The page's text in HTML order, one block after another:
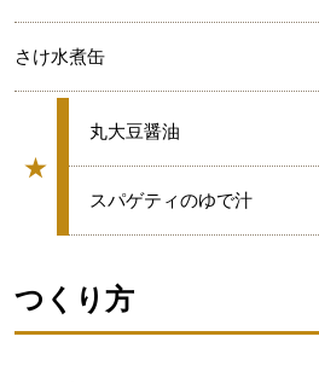
さけ水煮缶
★
グループ
★
丸大豆醤油
★
スパゲティのゆで汁
つくり方